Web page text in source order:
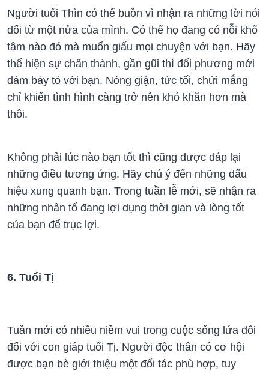
Người tuổi Thìn có thể buồn vì nhận ra những lời nói
dối từ một nửa của mình. Có thể họ đang có nỗi khổ
tâm nào đó mà muốn giấu mọi chuyện với bạn. Hãy
thể hiện sự chân thành, gần gũi thì đối phương mới
dám bày tỏ với bạn. Nóng giận, tức tối, chửi mắng
chỉ khiến tình hình càng trở nên khó khăn hơn mà
thôi.
Không phải lúc nào bạn tốt thì cũng được đáp lại
những điều tương ứng. Hãy chú ý đến những dấu
hiệu xung quanh bạn. Trong tuần lễ mới, sẽ nhận ra
những nhân tố đang lợi dụng thời gian và lòng tốt
của bạn để trục lợi.
6. Tuổi Tị
Tuần mới có nhiều niềm vui trong cuộc sống lứa đôi
đối với con giáp tuổi Tị. Người độc thân có cơ hội
được bạn bè giới thiệu một đối tác phù hợp, tuy